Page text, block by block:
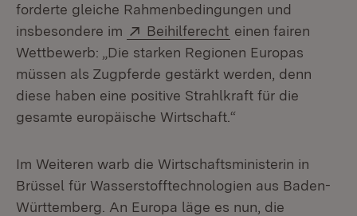
forderte gleiche Rahmenbedingungen und
insbesondere im
Extern:
Beihilferecht (Öffnet in neuem
einen fairen
Wettbewerb: „Die starken Regionen Europas
müssen als Zugpferde gestärkt werden, denn
diese haben eine positive Strahlkraft für die
gesamte europäische Wirtschaft.“
Im Weiteren warb die Wirtschaftsministerin in
Brüssel für Wasserstoff­technologien aus Baden-
Württemberg. An Europa läge es nun, die